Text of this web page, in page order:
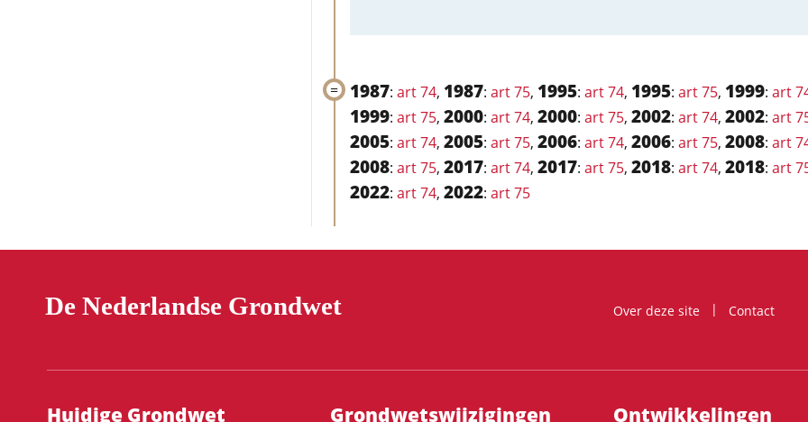
1987: art 74, 1987: art 75, 1995: art 74, 1995: art 75, 1999: art
1999: art 75, 2000: art 74, 2000: art 75, 2002: art 74, 2002: art
2005: art 74, 2005: art 75, 2006: art 74, 2006: art 75, 2008: art
2008: art 75, 2017: art 74, 2017: art 75, 2018: art 74, 2018: art
2022: art 74, 2022: art 75
De Nederlandse Grondwet Over deze site
Contact
Hoofdnavigatie
Huidige Grondwet Grondwets­wijzigingen Ontwikke­lingen